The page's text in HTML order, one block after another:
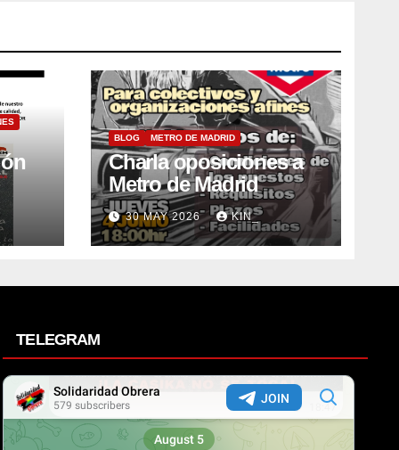
BLOG METRO DE MADRID
Charla oposiciones a
Metro de Madrid
30 MAY 2026 KIN_
TELEGRAM